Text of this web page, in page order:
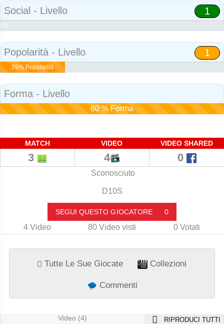
Social - Livello 1
0%
Popolarità - Livello 1
29% Popolarità
Forma - Livello
60 % Forma
MATCH VIDEO VIDEO SHARED
3 4 0
Sconosciuto
D10S
SEGUI QUESTO GIOCATORE 0
4 Video 80 Video visti 0 Votati
Tutte Le Sue Giocate Collezioni
Commenti
Video (4) RIPRODUCI TUTTI